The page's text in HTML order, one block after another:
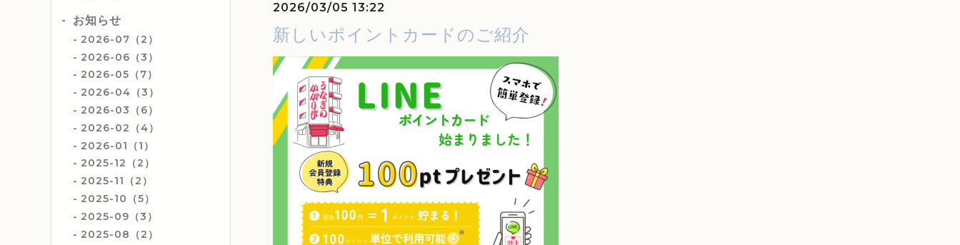
お知らせ
2026-07（2）
2026-06（3）
2026-05（7）
2026-04（3）
2026-03（6）
2026-02（4）
2026-01（1）
2025-12（2）
2025-11（2）
2025-10（5）
2025-09（3）
2025-08（2）
2026/03/05 13:22
新しいポイントカードのご紹介